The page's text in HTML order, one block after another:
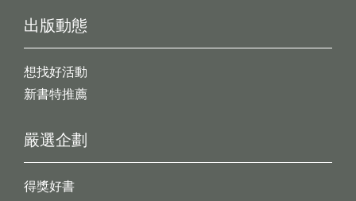
出版動態
想找好活動
新書特推薦
嚴選企劃
得獎好書